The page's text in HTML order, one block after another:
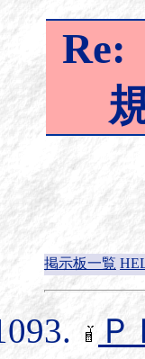
Re:
掲示板一覧